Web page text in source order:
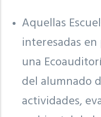
Aquellas
interesadas
una
del alumnado
actividades,